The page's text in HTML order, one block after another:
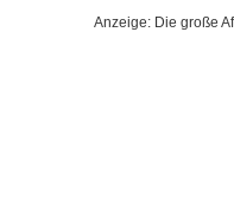
Anzeige: Die große